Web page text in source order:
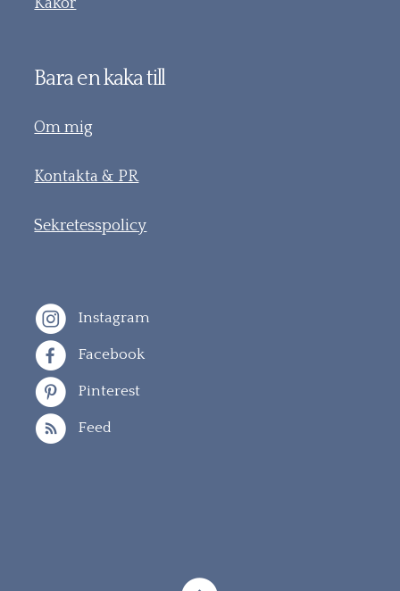
Kakor
Bara en kaka till
Om mig
Kontakta & PR
Sekretesspolicy
Instagram
Facebook
Pinterest
Feed